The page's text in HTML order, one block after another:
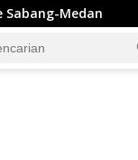
Polri